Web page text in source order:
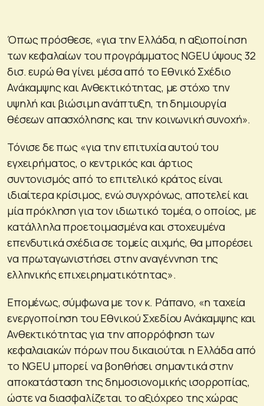
Όπως πρόσθεσε, «για την Ελλάδα, η αξιοποίηση
των κεφαλαίων του προγράμματος NGEU ύψους 32
δισ. ευρώ θα γίνει μέσα από το Εθνικό Σχέδιο
Ανάκαμψης και Ανθεκτικότητας, με στόχο την
υψηλή και βιώσιμη ανάπτυξη, τη δημιουργία
θέσεων απασχόλησης και την κοινωνική συνοχή».
Τόνισε δε πως «για την επιτυχία αυτού του
εγχειρήματος, ο κεντρικός και άρτιος
συντονισμός από το επιτελικό κράτος είναι
ιδιαίτερα κρίσιμος, ενώ συγχρόνως, αποτελεί και
μία πρόκληση για τον ιδιωτικό τομέα, ο οποίος, με
κατάλληλα προετοιμασμένα και στοχευμένα
επενδυτικά σχέδια σε τομείς αιχμής, θα μπορέσει
να πρωταγωνιστήσει στην αναγέννηση της
ελληνικής επιχειρηματικότητας».
Επομένως, σύμφωνα με τον κ. Ράπανο, «η ταχεία
ενεργοποίηση του Εθνικού Σχεδίου Ανάκαμψης και
Ανθεκτικότητας για την απορρόφηση των
κεφαλαιακών πόρων που δικαιούται η Ελλάδα από
το NGEU μπορεί να βοηθήσει σημαντικά στην
αποκατάσταση της δημοσιονομικής ισορροπίας,
ώστε να διασφαλίζεται το αξιόχρεο της χώρας